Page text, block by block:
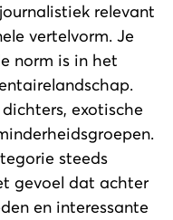
relevant
vertelvorm. Je
norm is in het
exotische
steeds
gevoel dat achter
en interessante